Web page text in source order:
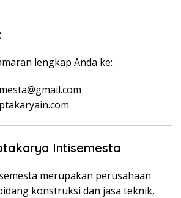
lengkap Anda ke:
Intisemesta
merupakan perusahaan
konstruksi dan jasa teknik,